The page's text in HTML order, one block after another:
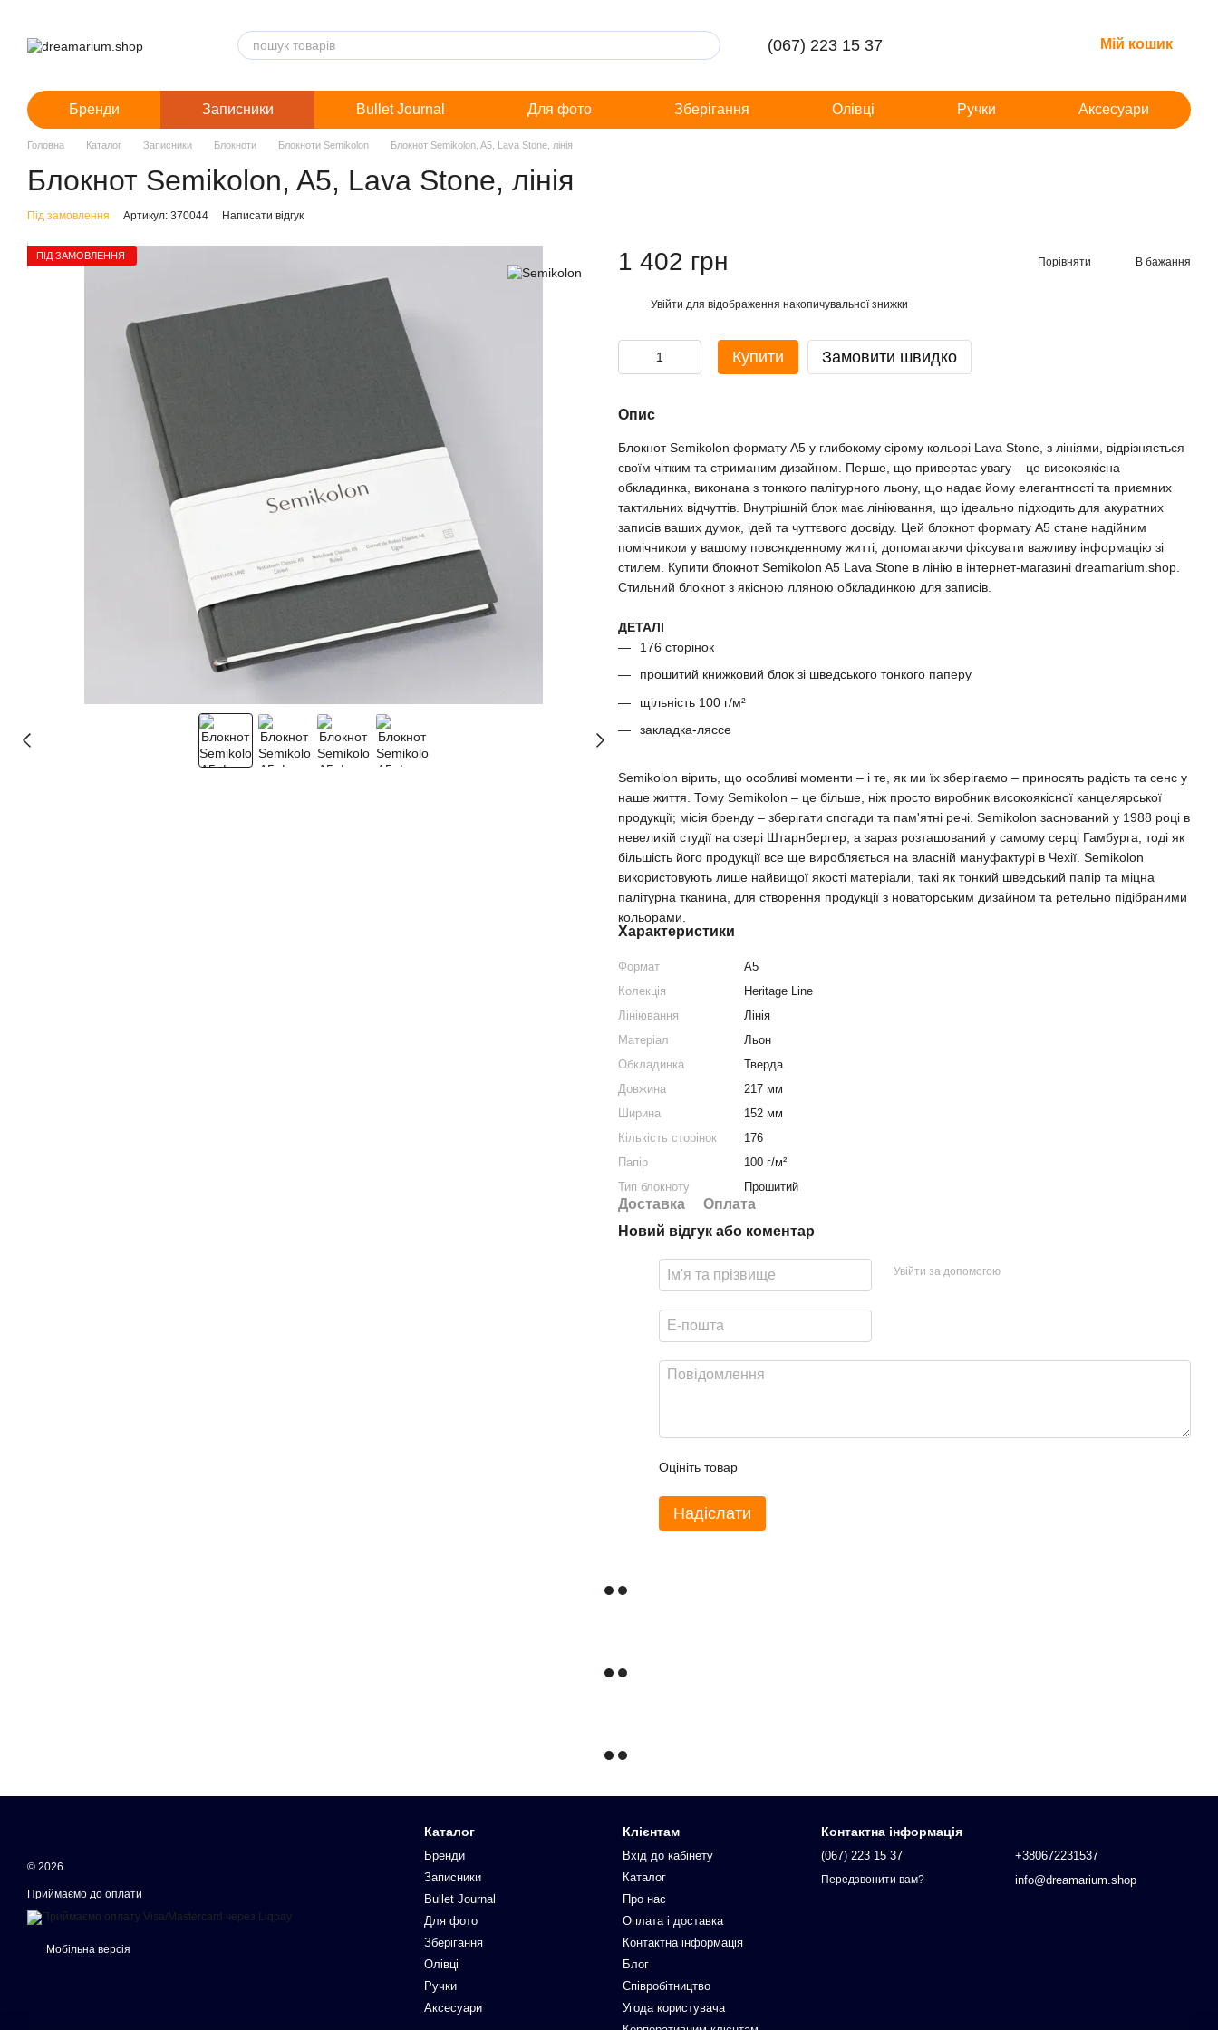
(067) 223 15 37 Мій кошик
Бренди Записники Bullet Journal Для фото Зберігання Олівці Ручки Аксесуари
Головна Каталог Записники Блокноти Блокноти Semikolon Блокнот Semikolon, A5, Lava Stone, лінія
Блокнот Semikolon, A5, Lava Stone, лінія
Під замовлення Артикул: 370044 Написати відгук
ПІД ЗАМОВЛЕННЯ 1 402 грн Порівняти В бажання
Увійти для відображення накопичувальної знижки
Купити Замовити швидко
Опис
Блокнот Semikolon формату A5 у глибокому сірому кольорі Lava Stone, з лініями, відрізняється
своїм чітким та стриманим дизайном. Перше, що привертає увагу – це високоякісна
обкладинка, виконана з тонкого палітурного льону, що надає йому елегантності та приємних
тактильних відчуттів. Внутрішній блок має лініювання, що ідеально підходить для акуратних
записів ваших думок, ідей та чуттєвого досвіду. Цей блокнот формату A5 стане надійним
помічником у вашому повсякденному житті, допомагаючи фіксувати важливу інформацію зі
стилем. Купити блокнот Semikolon A5 Lava Stone в лінію в інтернет-магазині dreamarium.shop.
Стильний блокнот з якісною лляною обкладинкою для записів.
ДЕТАЛІ
176 сторінок
прошитий книжковий блок зі шведського тонкого паперу
щільність 100 г/м²
закладка-ляссе
Semikolon вірить, що особливі моменти – і те, як ми їх зберігаємо – приносять радість та сенс у
наше життя. Тому Semikolon – це більше, ніж просто виробник високоякісної канцелярської
продукції; місія бренду – зберігати спогади та пам'ятні речі. Semikolon заснований у 1988 році в
невеликій студії на озері Штарнбергер, а зараз розташований у самому серці Гамбурга, тоді як
більшість його продукції все ще виробляється на власній мануфактурі в Чехії. Semikolon
використовують лише найвищої якості матеріали, такі як тонкий шведський папір та міцна
палітурна тканина, для створення продукції з новаторським дизайном та ретельно підібраними
кольорами.
Характеристики
Формат
A5
Колекція
Heritage Line
Лініювання
Лінія
Матеріал
Льон
Обкладинка
Тверда
Довжина
217 мм
Ширина
152 мм
Кількість сторінок
176
Папір
100 г/м²
Тип блокноту
Прошитий
Доставка
Оплата
Новий відгук або коментар
Увійти за допомогою
Оцініть товар
Надіслати
© 2026
Приймаємо до оплати
Мобільна версія
Каталог
Бренди
Записники
Bullet Journal
Для фото
Зберігання
Олівці
Ручки
Аксесуари
Клієнтам
Вхід до кабінету
Каталог
Про нас
Оплата і доставка
Контактна інформація
Блог
Співробітництво
Угода користувача
Контактна інформація
(067) 223 15 37
Передзвонити вам?
+380672231537
info@dreamarium.shop